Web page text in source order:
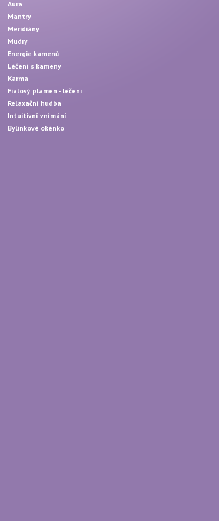
Aura
Mantry
Meridiány
Mudry
Energie kamenů
Léčení s kameny
Karma
Fialový plamen - léčení
Relaxační hudba
Intuitivní vnímání
Bylinkové okénko